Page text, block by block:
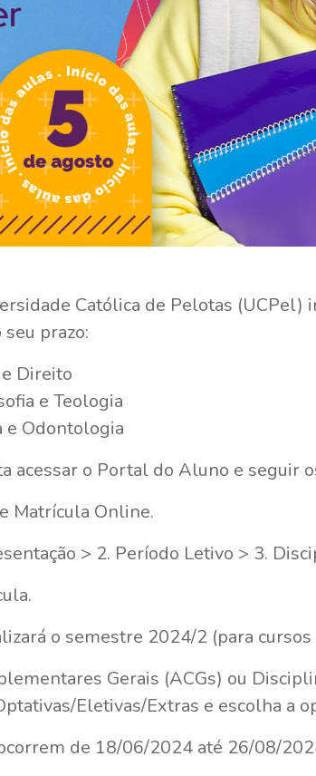
Católica de Pelotas (UCPel)
prazo:
Direito
e Teologia
e Odontologia
acessar o Portal do Aluno e seguir
Matrícula Online.
> 2. Período Letivo > 3.
o semestre 2024/2 (para
Gerais (ACGs) ou
Eletivas/Extras e escolha a
de 18/06/2024 até 26/08/